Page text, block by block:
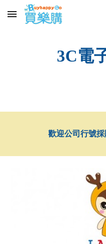
Skip to main content
3C電
歡迎公司行號